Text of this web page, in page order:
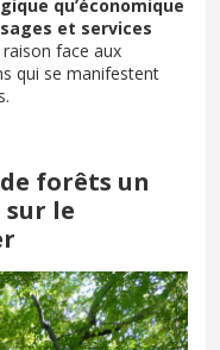
qu’économique
et services
face aux
qui se manifestent
forêts un
le